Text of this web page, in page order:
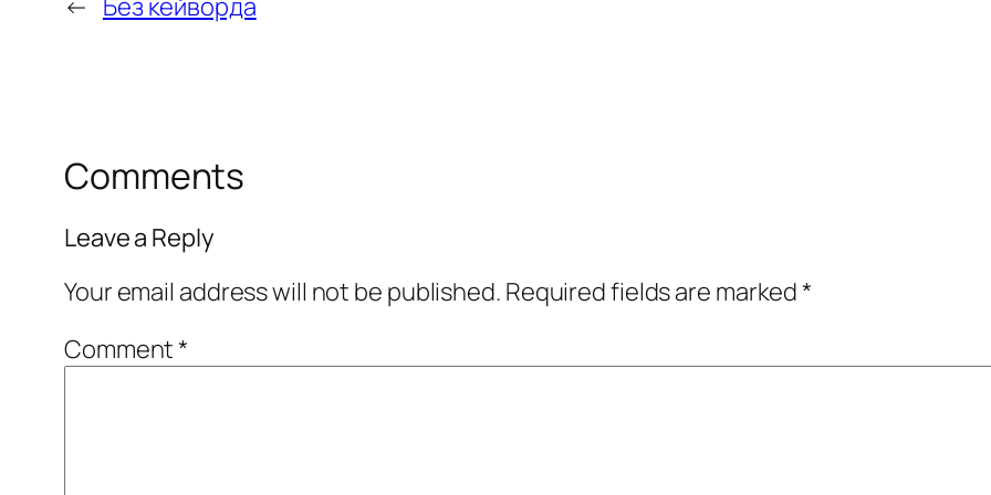
Comments
Leave a Reply
Your email address will not be published. Required fields are marked*
Comment*